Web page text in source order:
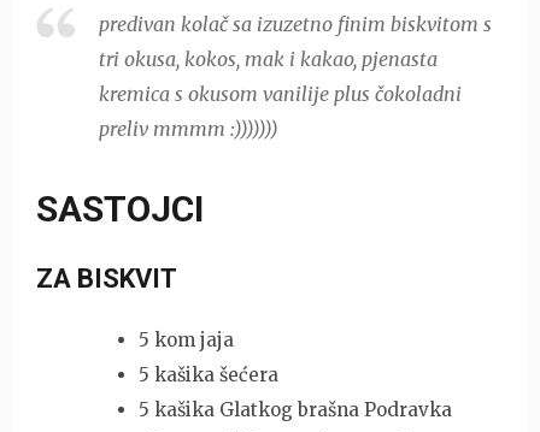
predivan kolač sa izuzetno finim biskvitom s
tri okusa, kokos, mak i kakao, pjenasta
kremica s okusom vanilije plus čokoladni
preliv mmmm :)))))))
SASTOJCI
ZA BISKVIT
5 kom jaja
5 kašika šećera
5 kašika Glatkog brašna Podravka